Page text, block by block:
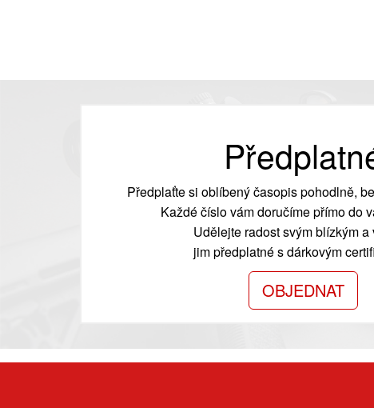
Předplaťte si oblíbený časopis pohodlně,
Každé číslo vám doručíme přímo do
Udělejte radost svým blízkým a
jim předplatné s dárkovým
OBJEDNAT